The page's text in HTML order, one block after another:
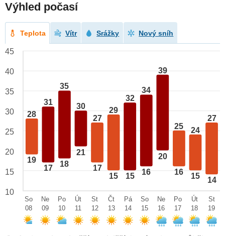
Výhled počasí
Teplota Vítr Srážky Nový sníh
28
19
31
17
35
18
30
21
27
17
29
15
32
15
34
16
39
20
25
16
24
15
27
14
45
40
35
30
25
20
15
10
So
08
Ne
09
Po
10
Út
11
St
12
Čt
13
Pá
14
So
15
Ne
16
Po
17
Út
18
St
19